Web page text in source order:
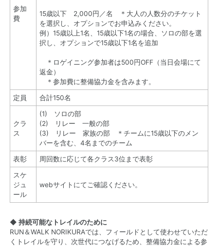
参加
費
15歳以下 2,000円／名 ＊大人の人数分のチケット
を選択し、オプションでお申込みください。
例）15歳以上1名、15歳以下1名の場合、ソロの部を選
択し、オプションで15歳以下1名を追加
＊ロゲイニング参加者は500円OFF（当日会場にて
返金）
＊参加費に整備協力金を含みます。
定員 合計150名
クラ
ス
(1) ソロの部
(2) リレー 一般の部
(3) リレー 家族の部 ＊チームに15歳以下のメン
バーを含む、4名までのチーム
表彰 周回数に応じて各クラス3位まで表彰
スケ
ジュ
ール
webサイト にてご確認ください。
◆ 持続可能なトレイルのために
RUN＆WALK NORIKURAでは、フィールドとして使わせていただ
くトレイルを守り、次世代につなげるため、整備協力金による参